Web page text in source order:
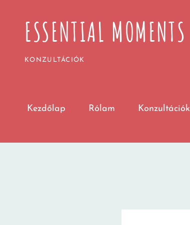
ESSENTIAL MOMENTS
KONZULTÁCIÓK
Kezdőlap Rólam Konzultációk